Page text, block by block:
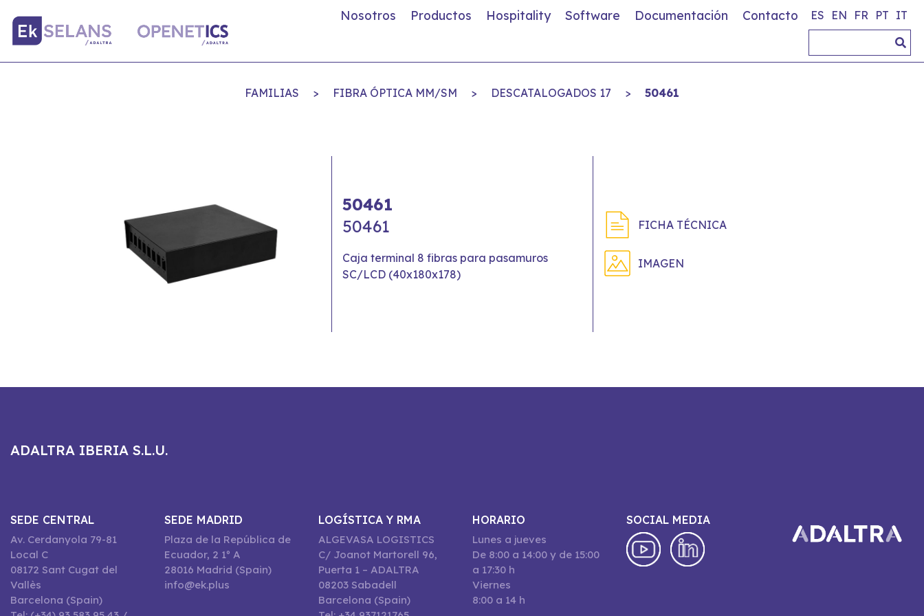
Nosotros Productos Hospitality Software Documentación Contacto ES EN FR PT IT
FAMILIAS > FIBRA ÓPTICA MM/SM > DESCATALOGADOS 17 > 50461
50461
50461
Caja terminal 8 fibras para pasamuros
SC/LCD (40x180x178)
FICHA TÉCNICA
IMAGEN
ADALTRA IBERIA S.L.U.
SEDE CENTRAL
Av. Cerdanyola 79-81
Local C
08172 Sant Cugat del
Vallès
Barcelona (Spain)
SEDE MADRID
Plaza de la República de
Ecuador, 2 1º A
28016 Madrid (Spain)
info@ek.plus
LOGÍSTICA Y RMA
ALGEVASA LOGISTICS
C/ Joanot Martorell 96,
Puerta 1 – ADALTRA
08203 Sabadell
Barcelona (Spain)
HORARIO
Lunes a jueves
De 8:00 a 14:00 y de 15:00
a 17:30 h
Viernes
8:00 a 14 h
SOCIAL MEDIA